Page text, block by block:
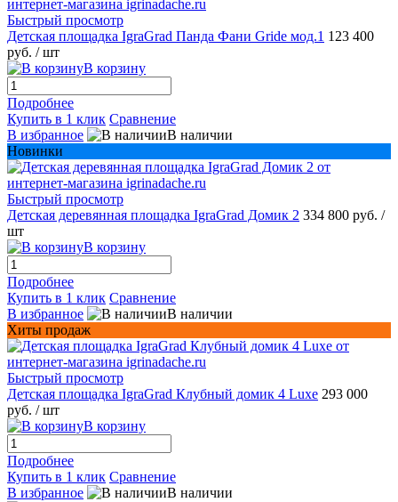
Быстрый просмотр
Детская площадка IgraGrad Панда Фани Gride мод.1 123 400
руб. / шт
В корзину
Подробнее
Купить в 1 клик Сравнение
В избранное
В наличии
Новинки
Быстрый просмотр
Детская деревянная площадка IgraGrad Домик 2 334 800 руб. /
шт
В корзину
Подробнее
Купить в 1 клик Сравнение
В избранное
В наличии
Хиты продаж
Быстрый просмотр
Детская площадка IgraGrad Клубный домик 4 Luxe 293 000
руб. / шт
В корзину
Подробнее
Купить в 1 клик Сравнение
В избранное
В наличии